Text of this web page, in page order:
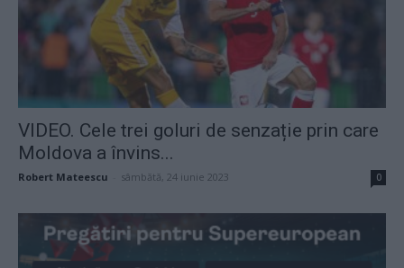
VIDEO. Cele trei goluri de senzație prin care
Moldova a învins...
Robert Mateescu sâmbătă, 24 iunie 2023 0